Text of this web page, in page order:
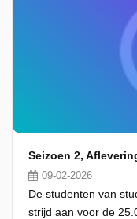
Seizoen 2,
09-02-2026
De studenten van
strijd aan voor de